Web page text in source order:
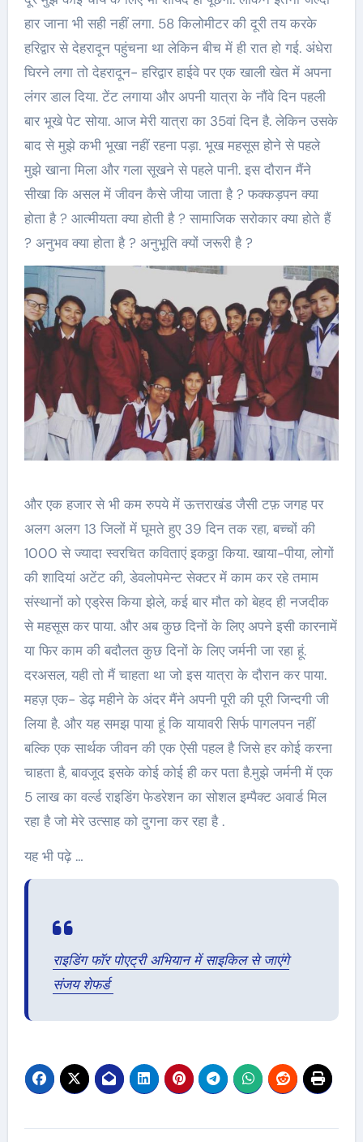
हार जाना भी सही नहीं लगा. 58 किलोमीटर की दूरी तय करके
हरिद्वार से देहरादून पहुंचना था लेकिन बीच में ही रात हो गई. अंधेरा
घिरने लगा तो देहरादून- हरिद्वार हाईवे पर एक खाली खेत में अपना
लंगर डाल दिया. टेंट लगाया और अपनी यात्रा के नौंवे दिन पहली
बार भूखे पेट सोया. आज मेरी यात्रा का 35वां दिन है. लेकिन उसके
बाद से मुझे कभी भूखा नहीं रहना पड़ा. भूख महसूस होने से पहले
मुझे खाना मिला और गला सूखने से पहले पानी. इस दौरान मैंने
सीखा कि असल में जीवन कैसे जीया जाता है ? फक्कड़पन क्या
होता है ? आत्मीयता क्या होती है ? सामाजिक सरोकार क्या होते हैं
? अनुभव क्या होता है ? अनुभूति क्यों जरूरी है ?
और एक हजार से भी कम रुपये में ऊत्तराखंड जैसी टफ़ जगह पर
अलग अलग 13 जिलों में घूमते हुए 39 दिन तक रहा, बच्चों की
1000 से ज्यादा स्वरचित कविताएं इकठ्ठा किया. खाया-पीया, लोगों
की शादियां अटेंट की, डेवलोपमेन्ट सेक्टर में काम कर रहे तमाम
संस्थानों को एड्रेस किया झेले, कई बार मौत को बेहद ही नजदीक
से महसूस कर पाया. और अब कुछ दिनों के लिए अपने इसी कारनामें
या फिर काम की बदौलत कुछ दिनों के लिए जर्मनी जा रहा हूं.
दरअसल, यही तो मैं चाहता था जो इस यात्रा के दौरान कर पाया.
महज़ एक- डेढ़ महीने के अंदर मैंने अपनी पूरी की पूरी जिन्दगी जी
लिया है. और यह समझ पाया हूं कि यायावरी सिर्फ पागलपन नहीं
बल्कि एक सार्थक जीवन की एक ऐसी पहल है जिसे हर कोई करना
चाहता है, बावजूद इसके कोई कोई ही कर पता है.मुझे जर्मनी में एक
5 लाख का वर्ल्ड राइडिंग फेडरेशन का सोशल इम्पैक्ट अवार्ड मिल
रहा है जो मेरे उत्साह को दुगना कर रहा है .
यह भी पढ़े …
राइडिंग फॉर पोएट्री अभियान में साइकिल से जाएंगे
संजय शेफर्ड